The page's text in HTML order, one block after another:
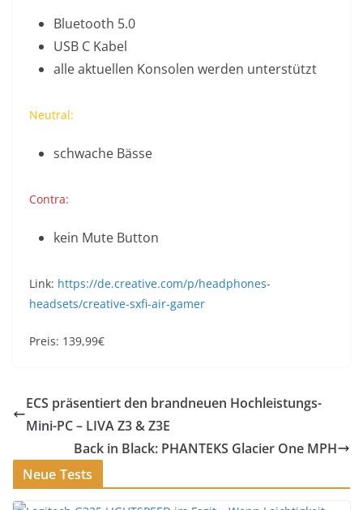
Bluetooth 5.0
USB C Kabel
alle aktuellen Konsolen werden unterstützt
Neutral:
schwache Bässe
Contra:
kein Mute Button
Link: https://de.creative.com/p/headphones-
headsets/creative-sxfi-air-gamer
Preis: 139,99€
ECS präsentiert den brandneuen Hochleistungs-
Mini-PC – LIVA Z3 & Z3E
Back in Black: PHANTEKS Glacier One MPH
Neue Tests